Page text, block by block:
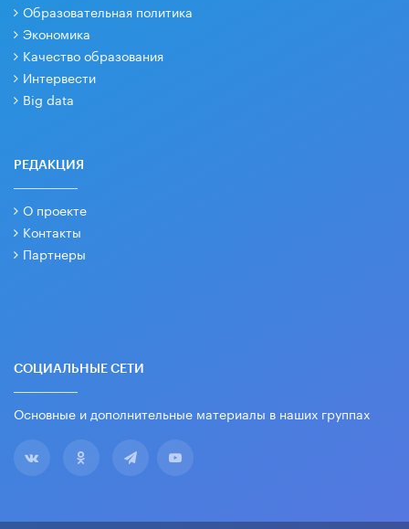
Образовательная политика
Экономика
Качество образования
Интервести
Big data
РЕДАКЦИЯ
О проекте
Контакты
Партнеры
СОЦИАЛЬНЫЕ СЕТИ
Основные и дополнительные материалы в наших группах